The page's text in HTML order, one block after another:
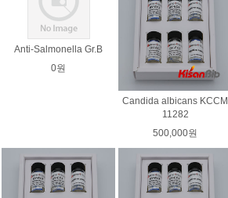
Anti-Salmonella Gr.B
0원
Candida albicans KCCM
11282
500,000원